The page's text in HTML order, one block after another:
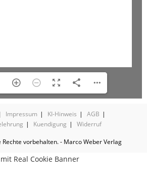
Impressum KI-Hinweis
AGB
Kuendigung Widerruf
vorbehalten. - Marco Weber Verlag
Real Cookie Banner